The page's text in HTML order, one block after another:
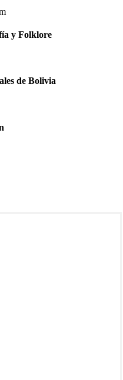
y Folklore
de Bolivia